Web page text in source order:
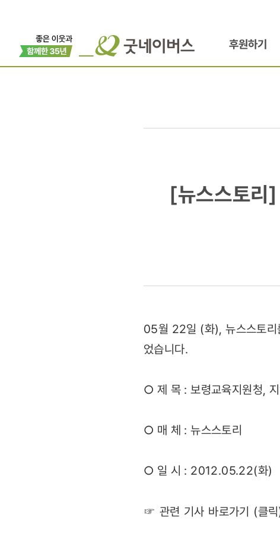
후원하기
[뉴스스토리]
실시
[뉴스스토리]
05월 22일 (화), 뉴스스토리
었습니다.
○ 제 목 : 보령교육지원청,
○ 매 체 : 뉴스스토리
○ 일 시 : 2012.05.22(화)
☞ 관련 기사 바로가기 (클릭